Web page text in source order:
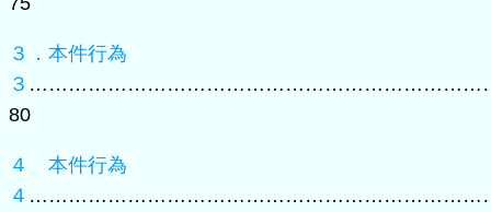
３．本件行為
３
80
４ 本件行為
４